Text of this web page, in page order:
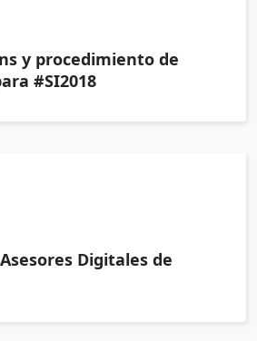
y procedimiento de
#SI2018
Digitales de